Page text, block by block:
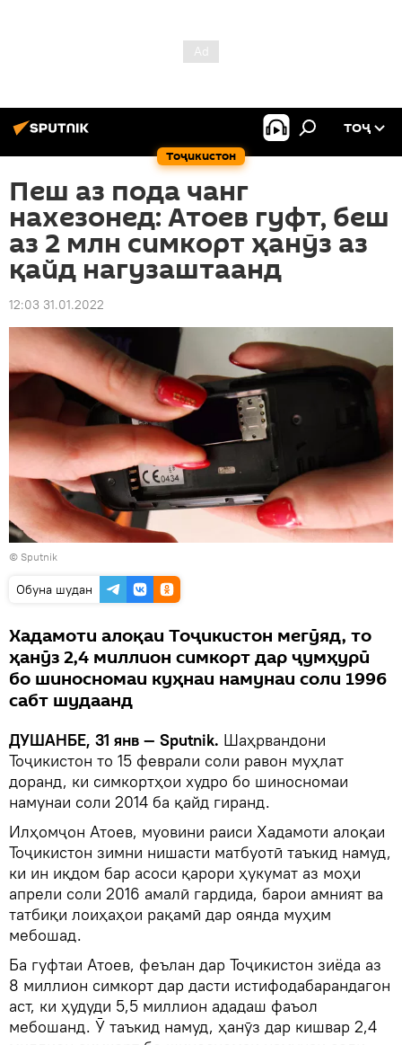
Тоҷикистон
ТОҶ
Пеш аз пода чанг
нахезонед: Атоев гуфт, беш
аз 2 млн симкорт ҳанӯз аз
қайд нагузаштаанд
12:03 31.01.2022
© Sputnik
Обуна шудан
Хадамоти алоқаи Тоҷикистон мегӯяд, то
ҳанӯз 2,4 миллион симкорт дар ҷумҳурӣ
бо шиносномаи куҳнаи намунаи соли 1996
сабт шудаанд
ДУШАНБЕ, 31 янв — Sputnik. Шаҳрвандони
Тоҷикистон то 15 феврали соли равон муҳлат
доранд, ки симкортҳои худро бо шиносномаи
намунаи соли 2014 ба қайд гиранд.
Илҳомҷон Атоев, муовини раиси Хадамоти алоқаи
Тоҷикистон зимни нишасти матбуотӣ таъкид намуд,
ки ин иқдом бар асоси қарори ҳукумат аз моҳи
апрели соли 2016 амалӣ гардида, барои амният ва
татбиқи лоиҳаҳои рақамӣ дар оянда муҳим
мебошад.
Ба гуфтаи Атоев, феълан дар Тоҷикистон зиёда аз
8 миллион симкорт дар дасти истифодабарандагон
аст, ки ҳудуди 5,5 миллион ададаш фаъол
мебошанд. Ӯ таъкид намуд, ҳанӯз дар кишвар 2,4